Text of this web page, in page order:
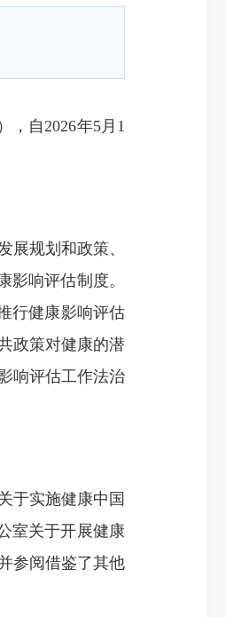
自2026年5月1
规划和政策、
响评估制度。
行健康影响评估
政策对健康的潜
响评估工作法治
于实施健康中国
室关于开展健康
参阅借鉴了其他